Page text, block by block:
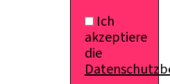
Ich
akzeptiere
die